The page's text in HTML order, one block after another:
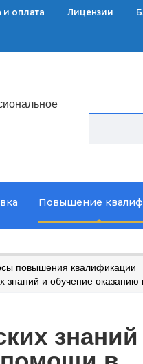
Лицензии
и оплата
Повышение
повышения квалификации
знаний и обучение